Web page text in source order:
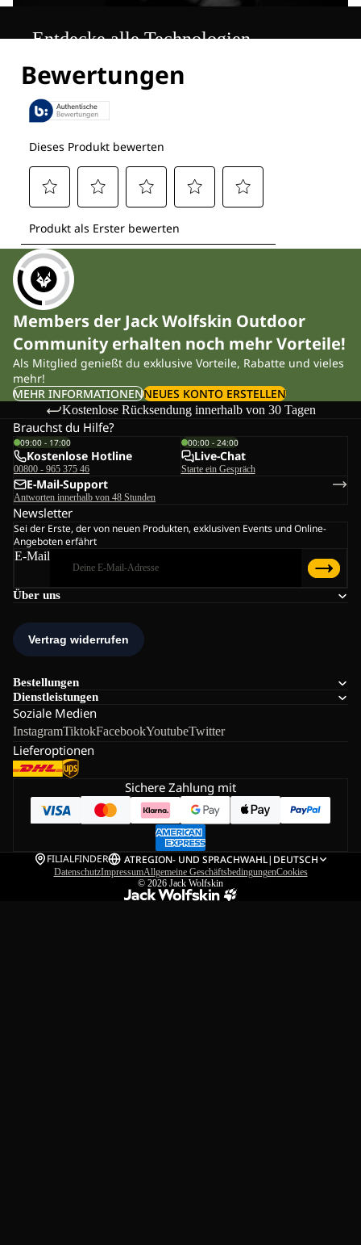
Entdecke alle Technologien
Members der Jack Wolfskin Outdoor
Community erhalten noch mehr Vorteile!
Als Mitglied genießt du exklusive Vorteile, Rabatte und vieles
mehr!
MEHR INFORMATIONENNEUES KONTO ERSTELLEN
Kostenlose Rücksendung innerhalb von 30 Tagen
Über uns
Bestellungen
Dienstleistungen
Soziale Medien
InstagramTiktokFacebookYoutubeTwitter
Lieferoptionen
Brauchst du Hilfe?
09:00 - 17:00
Kostenlose Hotline
00800 - 965 375 46
00:00 - 24:00
Live-Chat
Starte ein Gespräch
E-Mail-Support
Antworten innerhalb von 48 Stunden
Newsletter
Sei der Erste, der von neuen Produkten, exklusiven Events und Online-
Angeboten erfährt
E-Mail
Sichere Zahlung mit
FILIALFINDER ATREGION- UND SPRACHWAHL| DEUTSCH
DatenschutzImpressumAllgemeine GeschäftsbedingungenCookies
© 2026 Jack Wolfskin